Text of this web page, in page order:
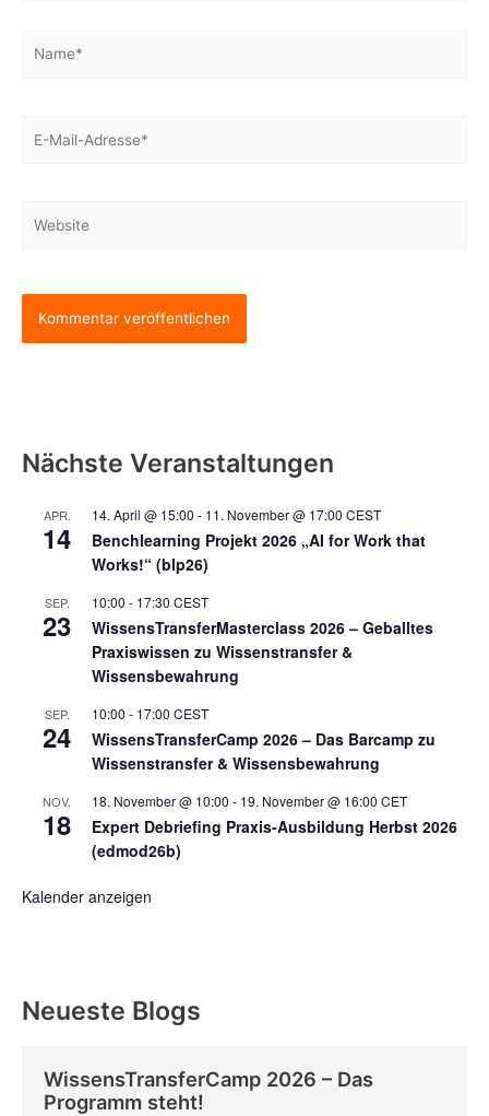
Mail-
Nächste Veranstaltungen
APR.
14
14. April @ 15:00 - 11. November @ 17:00 CEST
Benchlearning Projekt 2026 „AI for Work that
Works!“ (blp26)
SEP.
23
10:00 - 17:30 CEST
WissensTransferMasterclass 2026 – Geballtes
Praxiswissen zu Wissenstransfer &
Wissensbewahrung
SEP.
24
10:00 - 17:00 CEST
WissensTransferCamp 2026 – Das Barcamp zu
Wissenstransfer & Wissensbewahrung
NOV.
18
18. November @ 10:00 - 19. November @ 16:00 CET
Expert Debriefing Praxis-Ausbildung Herbst 2026
(edmod26b)
Kalender anzeigen
Neueste Blogs
WissensTransferCamp 2026 – Das
Programm steht!